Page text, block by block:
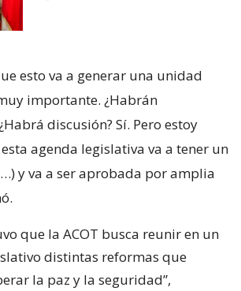
esto va a generar una unidad
importante. ¿Habrán
discusión? Sí. Pero estoy
agenda legislativa va a tener un
y va a ser aprobada por amplia
que la ACOT busca reunir en un
distintas reformas que
la paz y la seguridad”,